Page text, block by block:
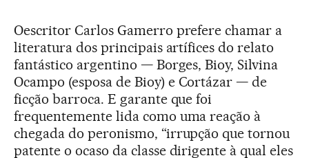
Oescritor Carlos Gamerro prefere chamar a
literatura dos principais artífices do relato
fantástico argentino — Borges, Bioy, Silvina
Ocampo (esposa de Bioy) e Cortázar — de
ficção barroca. E garante que foi
frequentemente lida como uma reação à
chegada do peronismo, “irrupção que tornou
patente o ocaso da classe dirigente à qual eles